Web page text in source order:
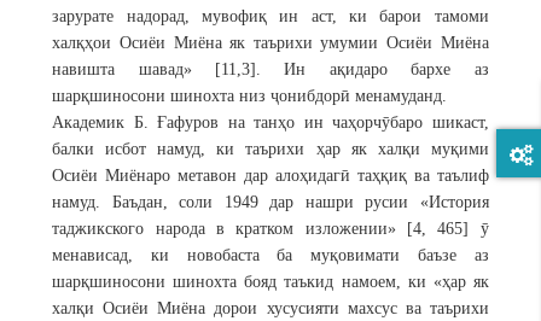
зарурате надорад, мувофиқ ин аст, ки барои тамоми
халқҳои Осиёи Миёна як таърихи умумии Осиёи Миёна
навишта шавад» [11,3]. Ин ақидаро бархе аз
шарқшиносони шинохта низ ҷонибдорӣ менамуданд.
Академик Б. Ғафуров на танҳо ин чаҳорчӯбаро шикаст,
балки исбот намуд, ки таърихи ҳар як халқи муқими
Осиёи Миёнаро метавон дар алоҳидагӣ таҳқиқ ва таълиф
намуд. Баъдан, соли 1949 дар нашри русии «История
таджикского народа в кратком изложении» [4, 465] ӯ
менависад, ки новобаста ба муқовимати баъзе аз
шарқшиносони шинохта бояд таъкид намоем, ки «ҳар як
халқи Осиёи Миёна дорои хусусияти махсус ва таърихи